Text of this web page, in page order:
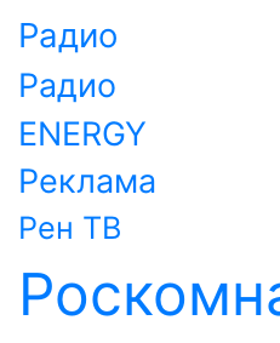
Радио
Радио
ENERGY
Реклама
Рен ТВ